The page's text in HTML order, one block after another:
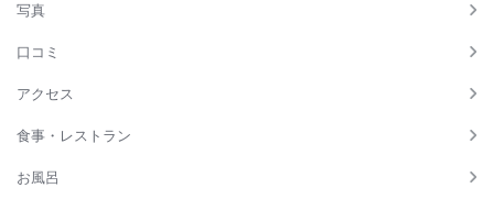
写真
口コミ
アクセス
食事・レストラン
お風呂